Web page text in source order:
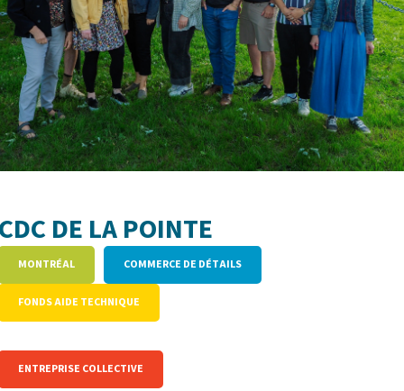
DE LA POINTE
MONTRÉAL COMMERCE DE DÉTAILS
FONDS AIDE TECHNIQUE
ENTREPRISE COLLECTIVE